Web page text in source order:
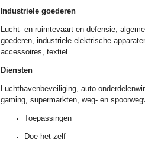
ndustriele goederen
Lucht- en ruimtevaart en defensie,
goederen, industriele elektrische
accessoires, textiel.
Diensten
Luchthavenbeveiliging, auto-
gaming, supermarkten, weg- en
Toepassingen
Doe-het-zelf